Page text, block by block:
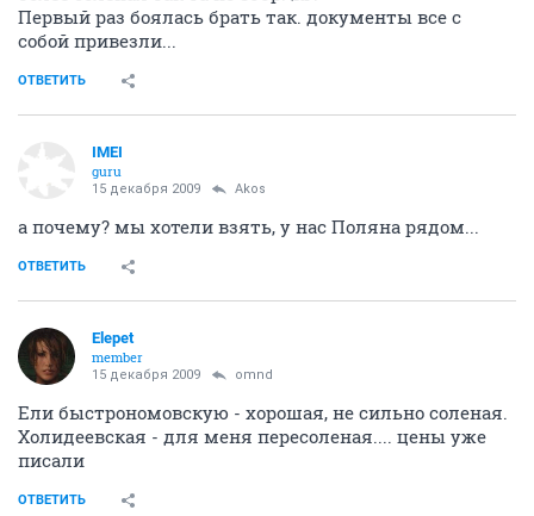
Первый раз боялась брать так. документы все с
собой привезли...
ОТВЕТИТЬ
IMEI
guru
15 декабря 2009 Akos
а почему? мы хотели взять, у нас Поляна рядом...
ОТВЕТИТЬ
Elepet
member
15 декабря 2009 omnd
Ели быстрономовскую - хорошая, не сильно соленая.
Холидеевская - для меня пересоленая.... цены уже
писали
ОТВЕТИТЬ